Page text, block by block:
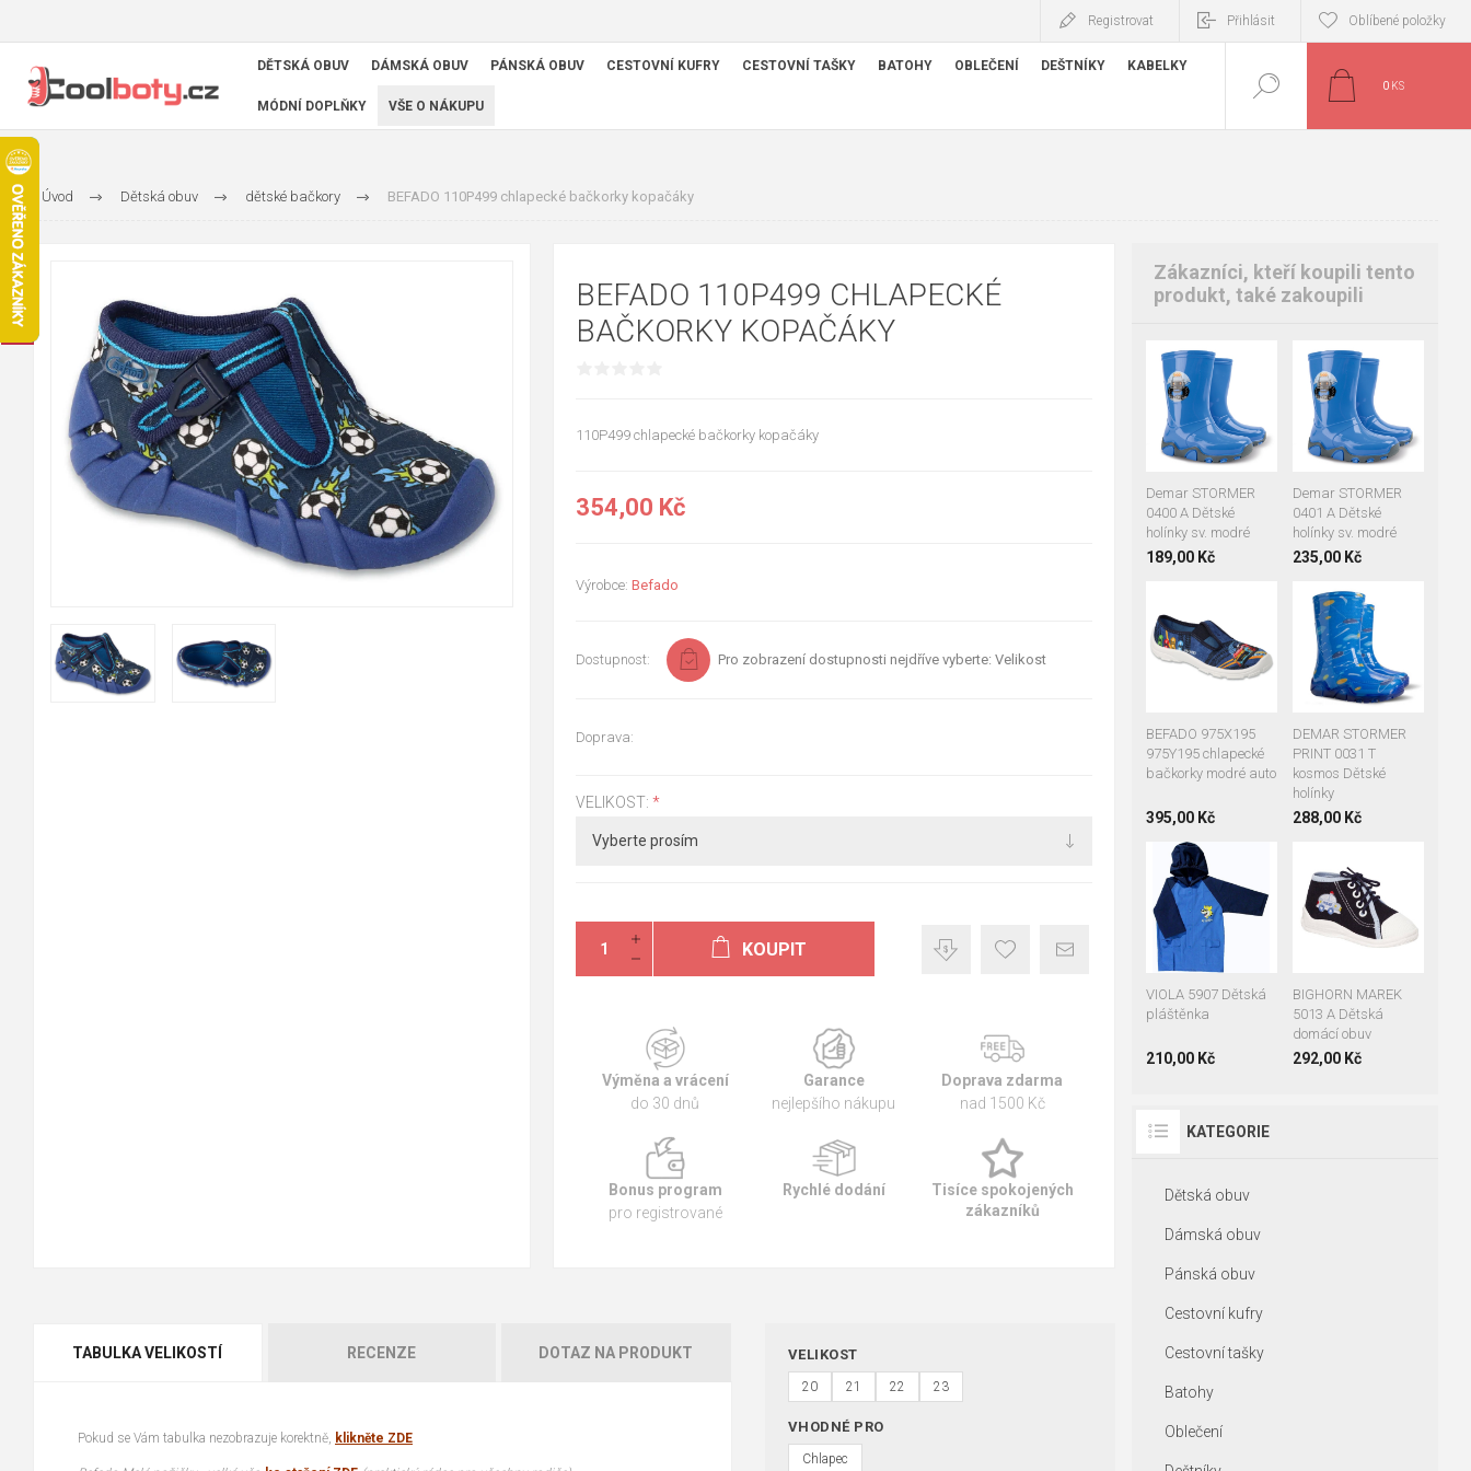
Registrovat Přihlásit Oblíbené položky
DĚTSKÁ OBUV DÁMSKÁ OBUV PÁNSKÁ OBUV CESTOVNÍ KUFRY CESTOVNÍ TAŠKY BATOHY OBLEČENÍ DEŠTNÍKY KABELKY
MÓDNÍ DOPLŇKY VŠE O NÁKUPU
0 KS
Úvod Dětská obuv dětské bačkory BEFADO 110P499 chlapecké bačkorky kopačáky
BEFADO 110P499 CHLAPECKÉ
BAČKORKY KOPAČÁKY
110P499 chlapecké bačkorky kopačáky
354,00 Kč
Výrobce: Befado
Dostupnost: Pro zobrazení dostupnosti nejdříve vyberte: Velikost
Doprava:
VELIKOST: *
KOUPIT
Výměna a vrácení
do 30 dnů
Garance
nejlepšího nákupu
Doprava zdarma
nad 1500 Kč
Bonus program
pro registrované
Rychlé dodání
Tisíce spokojených
zákazníků
TABULKA VELIKOSTÍ RECENZE DOTAZ NA PRODUKT
Pokud se Vám tabulka nezobrazuje korektně, klikněte ZDE
VELIKOST
20 21 22 23
VHODNÉ PRO
Chlapec
Zákazníci, kteří koupili tento
produkt, také zakoupili
Demar STORMER
0400 A Dětské
holínky sv. modré
189,00 Kč
20-21
22-23
24-25
26-27
Demar STORMER
0401 A Dětské
holínky sv. modré
235,00 Kč
28-29
30-31
32-33
34-35
BEFADO 975X195
975Y195 chlapecké
bačkorky modré auto
395,00 Kč
28
DEMAR STORMER
PRINT 0031 T
kosmos Dětské
holínky
288,00 Kč
28-29
30-31
32-33
34-35
VIOLA 5907 Dětská
pláštěnka
210,00 Kč
zelená
ružová
90 100
110
120
130
BIGHORN MAREK
5013 A Dětská
domácí obuv
292,00 Kč
22
23
25
KATEGORIE
Dětská obuv
Dámská obuv
Pánská obuv
Cestovní kufry
Cestovní tašky
Batohy
Oblečení